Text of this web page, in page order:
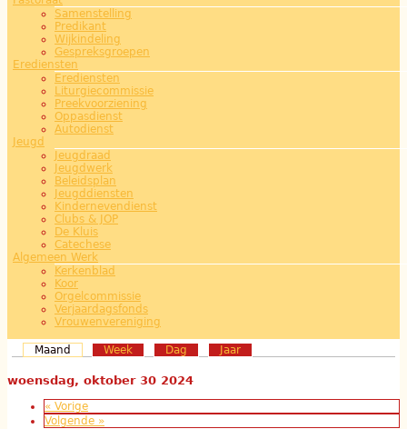
Samenstelling
Predikant
Wijkindeling
Gespreksgroepen
Erediensten
Erediensten
Liturgiecommissie
Preekvoorziening
Oppasdienst
Autodienst
Jeugd
Jeugdraad
Jeugdwerk
Beleidsplan
Jeugddiensten
Kindernevendienst
Clubs & JOP
De Kluis
Catechese
Algemeen Werk
Kerkenblad
Koor
Orgelcommissie
Verjaardagsfonds
Vrouwenvereniging
Maand (actieve tabblad)
Week Dag Jaar
woensdag, oktober 30 2024
« Vorige
Volgende »